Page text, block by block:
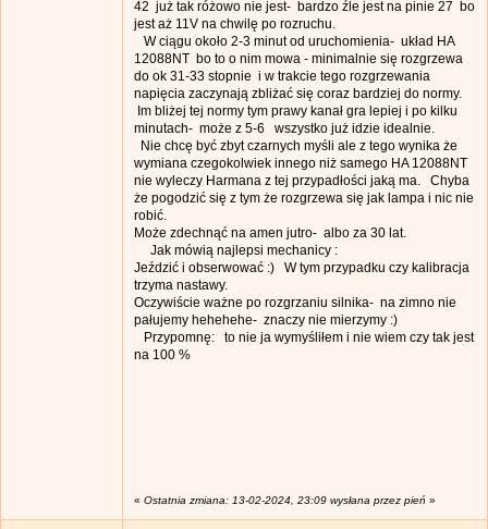
42 już tak różowo nie jest- bardzo źle jest na pinie 27 bo
jest aż 11V na chwilę po rozruchu.
W ciągu około 2-3 minut od uruchomienia- układ HA
12088NT bo to o nim mowa - minimalnie się rozgrzewa
do ok 31-33 stopnie i w trakcie tego rozgrzewania
napięcia zaczynają zbliżać się coraz bardziej do normy.
Im bliżej tej normy tym prawy kanał gra lepiej i po kilku
minutach- może z 5-6 wszystko już idzie idealnie.
Nie chcę być zbyt czarnych myśli ale z tego wynika że
wymiana czegokolwiek innego niż samego HA 12088NT
nie wyleczy Harmana z tej przypadłości jaką ma. Chyba
że pogodzić się z tym że rozgrzewa się jak lampa i nic nie
robić.
Może zdechnąć na amen jutro- albo za 30 lat.
Jak mówią najlepsi mechanicy :
Jeździć i obserwować :) W tym przypadku czy kalibracja
trzyma nastawy.
Oczywiście ważne po rozgrzaniu silnika- na zimno nie
pałujemy hehehehe- znaczy nie mierzymy :)
Przypomnę: to nie ja wymyśliłem i nie wiem czy tak jest
na 100 %
« Ostatnia zmiana: 13-02-2024, 23:09 wysłana przez pień »